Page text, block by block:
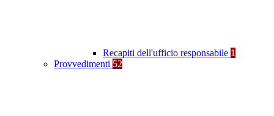
Recapiti dell'ufficio responsabile 1
Provvedimenti 52